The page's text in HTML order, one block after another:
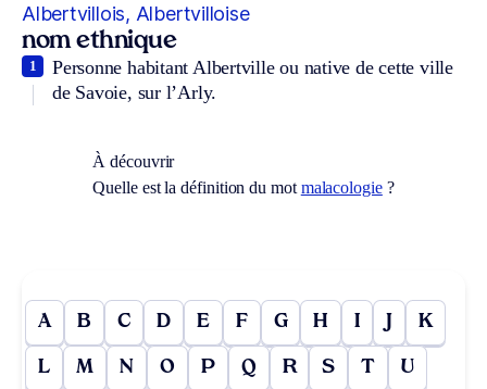
Albertvillois, Albertvilloise
nom ethnique
Personne habitant Albertville ou native de cette ville
de Savoie, sur l’Arly.
1
À découvrir
Quelle est la définition du mot malacologie?
A B C D E F G H I J K
L M N O P Q R S T U